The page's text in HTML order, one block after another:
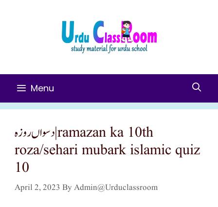
Menu
دسواں روزہ|ramazan ka 10th
roza/sehari mubark islamic quiz
10
April 2, 2023 ByAdmin@urduclassroom